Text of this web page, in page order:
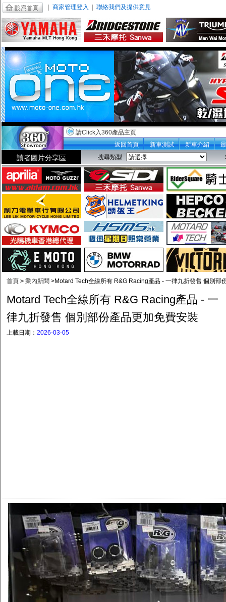
商家管理登入 聯絡我們及提供意見
請Click入360產品主頁
返回首頁
新車測試 新車介紹
讀者圖片分享區 搜尋類型
首頁 > 業內新聞 >Motard Tech全線所有 R&G Racing產品 - 一律九折發售 個別部
Motard Tech全線所有 R&G Racing產品 - 一
律九折發售 個別部份產品更加免費安裝
上載日期： 2026-03-05